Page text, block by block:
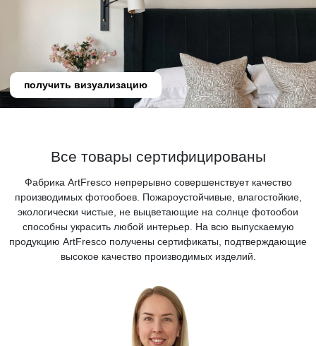
получить визуализацию
Все товары сертифицированы
Фабрика ArtFresco непрерывно совершенствует качество
производимых фотообоев. Пожароустойчивые, влагостойкие,
экологически чистые, не выцветающие на солнце фотообои
способны украсить любой интерьер. На всю выпускаемую
продукцию ArtFresco получены сертификаты, подтверждающие
высокое качество производимых изделий.